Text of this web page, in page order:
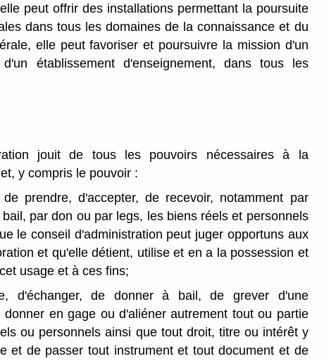
peut offrir des installations permettant la poursuite
dans tous les domaines de la connaissance et du
elle peut favoriser et poursuivre la mission d'un
établissement d'enseignement, dans tous les
jouit de tous les pouvoirs nécessaires à la
y compris le pouvoir :
de prendre, d'accepter, de recevoir, notamment par
par don ou par legs, les biens réels et personnels
le conseil d'administration peut juger opportuns aux
et qu'elle détient, utilise et en a la possession et
usage et à ces fins;
d'échanger, de donner à bail, de grever d'une
donner en gage ou d'aliéner autrement tout ou partie
ou personnels ainsi que tout droit, titre ou intérêt y
et de passer tout instrument et tout document et de